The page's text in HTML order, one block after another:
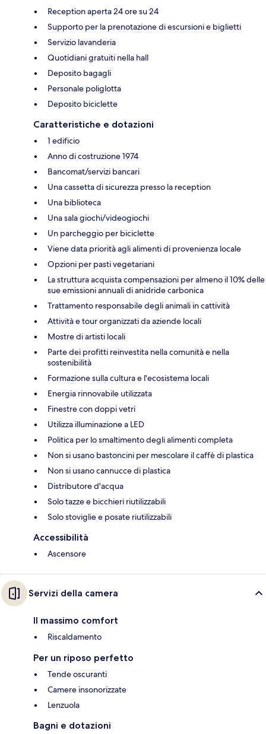
Reception aperta 24 ore su 24
Supporto per la prenotazione di escursioni e biglietti
Servizio lavanderia
Quotidiani gratuiti nella hall
Deposito bagagli
Personale poliglotta
Deposito biciclette
Caratteristiche e dotazioni
1 edificio
Anno di costruzione 1974
Bancomat/servizi bancari
Una cassetta di sicurezza presso la reception
Una biblioteca
Una sala giochi/videogiochi
Un parcheggio per biciclette
Viene data priorità agli alimenti di provenienza locale
Opzioni per pasti vegetariani
La struttura acquista compensazioni per almeno il 10% delle
sue emissioni annuali di anidride carbonica
Trattamento responsabile degli animali in cattività
Attività e tour organizzati da aziende locali
Mostre di artisti locali
Parte dei profitti reinvestita nella comunità e nella
sostenibilità
Formazione sulla cultura e l'ecosistema locali
Energia rinnovabile utilizzata
Finestre con doppi vetri
Utilizza illuminazione a LED
Politica per lo smaltimento degli alimenti completa
Non si usano bastoncini per mescolare il caffè di plastica
Non si usano cannucce di plastica
Distributore d'acqua
Solo tazze e bicchieri riutilizzabili
Solo stoviglie e posate riutilizzabili
Accessibilità
Ascensore
Servizi della camera
Il massimo comfort
Riscaldamento
Per un riposo perfetto
Tende oscuranti
Camere insonorizzate
Lenzuola
Bagni e dotazioni